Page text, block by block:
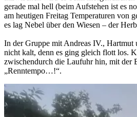
gerade mal hell (beim Aufstehen ist es
am heutigen Freitag Temperaturen von
es lag Nebel über den Wiesen – der
In der Gruppe mit Andreas IV., Hartmut
nicht kalt, denn es ging gleich flott los.
zwischendurch die Laufuhr hin, mit der
„Renntempo…!“.